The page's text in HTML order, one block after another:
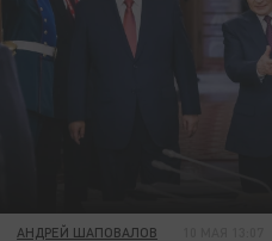
АНДРЕЙ ШАПОВАЛОВ